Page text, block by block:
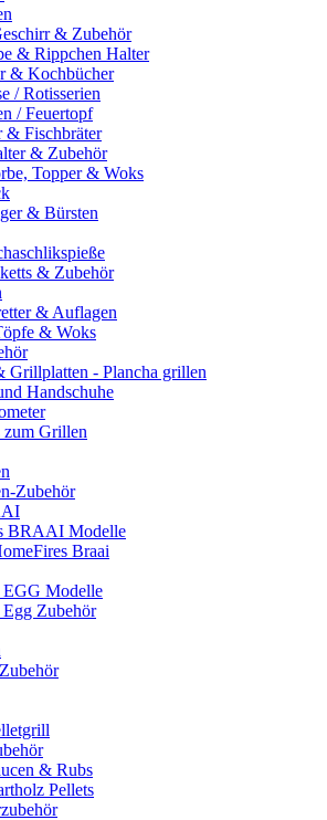
& Zubehör
& Rippchen Halter
& Kochbücher
/ Rotisserien
/ Feuertopf
& Fischbräter
& Zubehör
Topper & Woks
& Bürsten
& Zubehör
& Auflagen
& Woks
Grillplatten - Plancha grillen
Handschuhe
zum Grillen
Zubehör
BRAAI Modelle
Braai
Modelle
Zubehör
& Rubs
Pellets